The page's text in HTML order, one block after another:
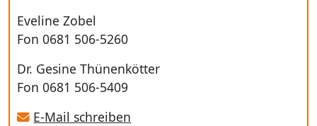
Eveline Zobel
Fon 0681 506-5260
Dr. Gesine Thünenkötter
Fon 0681 506-5409
E-Mail schreiben